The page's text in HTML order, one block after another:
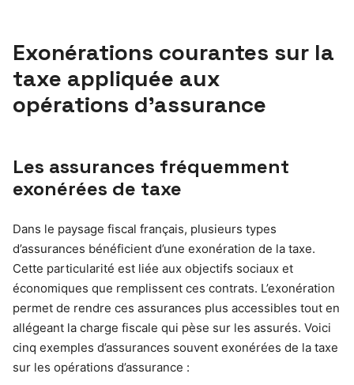
Exonérations courantes sur la
taxe appliquée aux
opérations d’assurance
Les assurances fréquemment
exonérées de taxe
Dans le paysage fiscal français, plusieurs types
d’assurances bénéficient d’une exonération de la taxe.
Cette particularité est liée aux objectifs sociaux et
économiques que remplissent ces contrats. L’exonération
permet de rendre ces assurances plus accessibles tout en
allégeant la charge fiscale qui pèse sur les assurés. Voici
cinq exemples d’assurances souvent exonérées de la taxe
sur les opérations d’assurance :